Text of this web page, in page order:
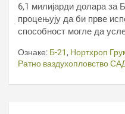
6,1 милијарди долара за
процењују да би прве
способност могле да
Ознаке: Б-21 , Нортхроп
Ратно ваздухопловство